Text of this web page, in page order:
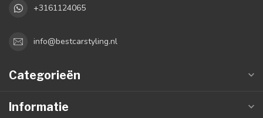
+3161124065
info@bestcarstyling.nl
Categorieën
Informatie